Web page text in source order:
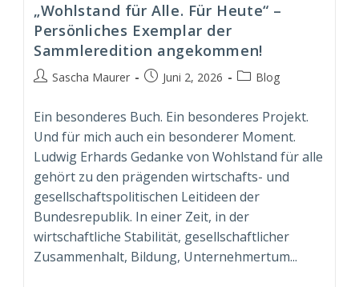
„Wohlstand für Alle. Für Heute“ –
Persönliches Exemplar der
Sammleredition angekommen!
Beitrags-
Sascha Maurer
BeitragJuni 2, 2026
Beitrags-
Blog
Ein besonderes Buch. Ein besonderes Projekt.
Und für mich auch ein besonderer Moment.
Ludwig Erhards Gedanke von Wohlstand für alle
gehört zu den prägenden wirtschafts- und
gesellschaftspolitischen Leitideen der
Bundesrepublik. In einer Zeit, in der
wirtschaftliche Stabilität, gesellschaftlicher
Zusammenhalt, Bildung, Unternehmertum...